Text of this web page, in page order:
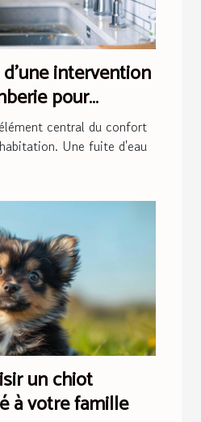
d'une intervention
pour
domicilecentral du confort
Une fuite d'eau
un chiot
à votre famille